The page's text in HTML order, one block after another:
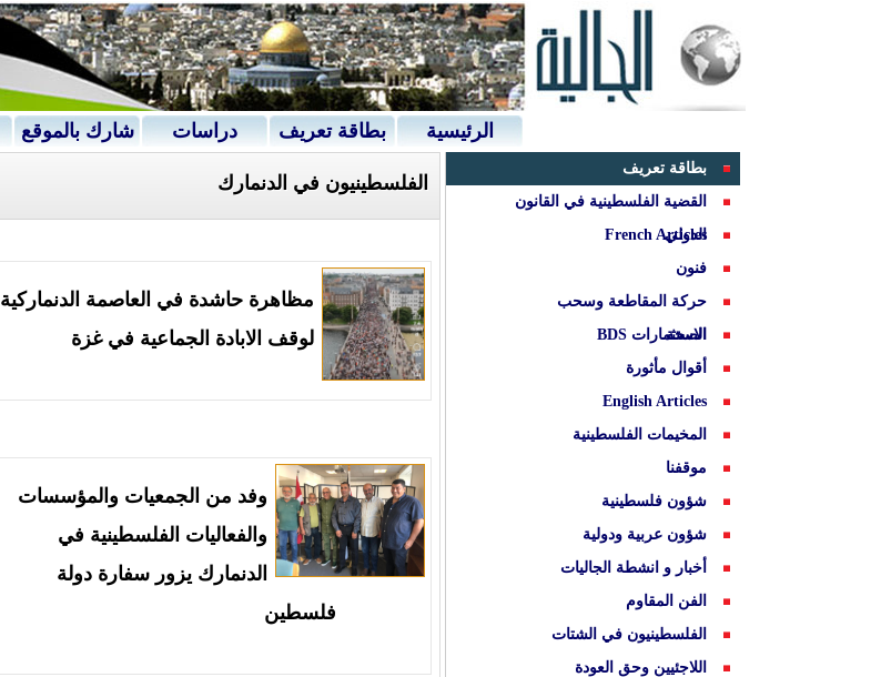
الرئيسية بطاقة تعريف دراسات شارك بالموقع
بطاقة تعريف
القضية الفلسطينية في القانون
الدولي
French Articles
فنون
حركة المقاطعة وسحب
الاستثمارات BDS
الصحة
أقوال مأثورة
English Articles
المخيمات الفلسطينية
موقفنا
شؤون فلسطينية
شؤون عربية ودولية
أخبار و انشطة الجاليات
الفن المقاوم
الفلسطينيون في الشتات
اللاجئيين وحق العودة
الفلسطينيون في الدنمارك
مظاهرة حاشدة في العاصمة الدنماركية
لوقف الابادة الجماعية في غزة
وفد من الجمعيات والمؤسسات
والفعاليات الفلسطينية في
الدنمارك يزور سفارة دولة
فلسطين